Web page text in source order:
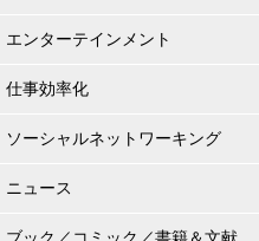
エンターテインメント
仕事効率化
ソーシャルネットワーキング
ニュース